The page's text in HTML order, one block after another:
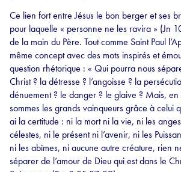
Ce lien fort entre Jésus le bon berger et ses
pour laquelle « personne ne les ravira » (Jn
de la main du Père. Tout comme Saint Paul
même concept avec des mots inspirés et
question rhétorique : « Qui pourra nous
Christ ? la détresse ? l’angoisse ? la
dénuement ? le danger ? le glaive ? Mais, en
sommes les grands vainqueurs grâce à celui
ai la certitude : ni la mort ni la vie, ni les
célestes, ni le présent ni l’avenir, ni les
ni les abîmes, ni aucune autre créature, rien
séparer de l’amour de Dieu qui est dans le